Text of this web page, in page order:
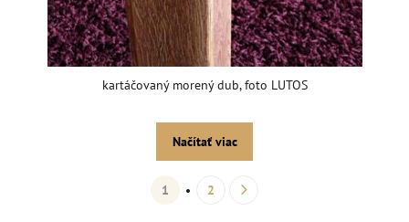
kartáčovaný morený dub, foto LUTOS
Načítať viac
1 2